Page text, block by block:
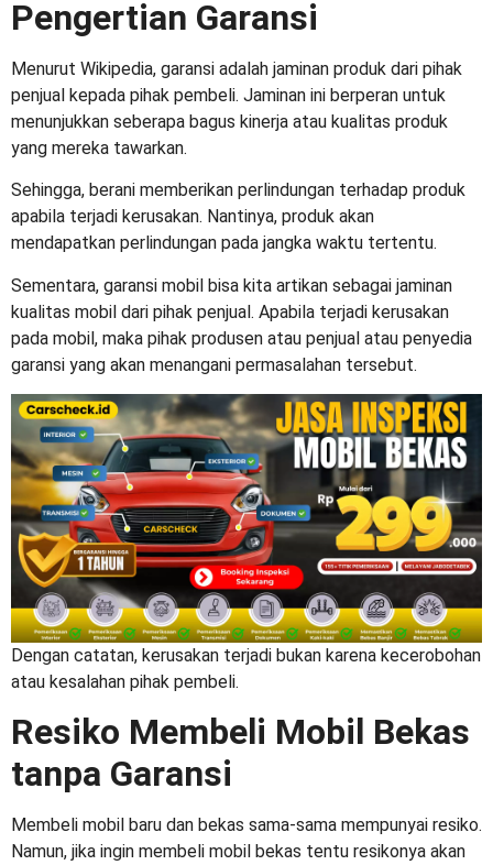
Pengertian Garansi
Menurut Wikipedia, garansi adalah jaminan produk dari pihak
penjual kepada pihak pembeli. Jaminan ini berperan untuk
menunjukkan seberapa bagus kinerja atau kualitas produk
yang mereka tawarkan.
Sehingga, berani memberikan perlindungan terhadap produk
apabila terjadi kerusakan. Nantinya, produk akan
mendapatkan perlindungan pada jangka waktu tertentu.
Sementara, garansi mobil bisa kita artikan sebagai jaminan
kualitas mobil dari pihak penjual. Apabila terjadi kerusakan
pada mobil, maka pihak produsen atau penjual atau penyedia
garansi yang akan menangani permasalahan tersebut.
Dengan catatan, kerusakan terjadi bukan karena kecerobohan
atau kesalahan pihak pembeli.
Resiko Membeli Mobil Bekas
tanpa Garansi
Membeli mobil baru dan bekas sama-sama mempunyai resiko.
Namun, jika ingin membeli mobil bekas tentu resikonya akan